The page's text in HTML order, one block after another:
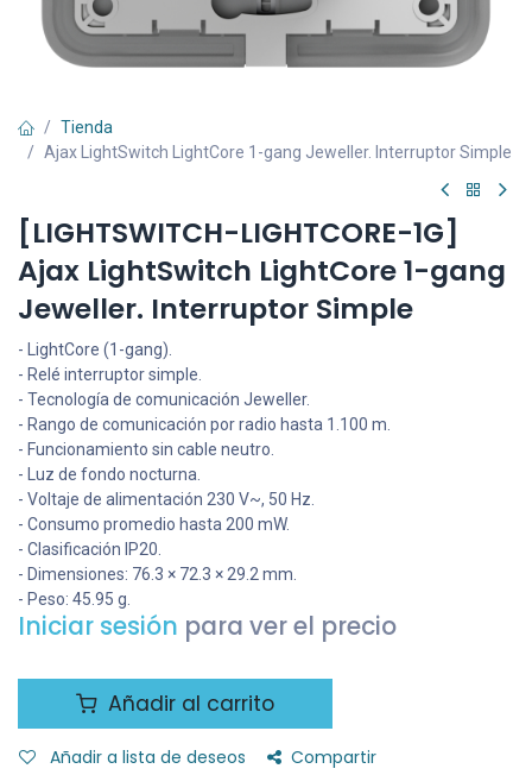
Tienda
Ajax LightSwitch LightCore 1-gang Jeweller. Interruptor Simple
[LIGHTSWITCH-LIGHTCORE-1G]
Ajax LightSwitch LightCore 1-gang
Jeweller. Interruptor Simple
- LightCore (1-gang).
- Relé interruptor simple.
- Tecnología de comunicación Jeweller.
- Rango de comunicación por radio hasta 1.100 m.
- Funcionamiento sin cable neutro.
- Luz de fondo nocturna.
- Voltaje de alimentación 230 V~, 50 Hz.
- Consumo promedio hasta 200 mW.
- Clasificación IP20.
- Dimensiones: 76.3 × 72.3 × 29.2 mm.
- Peso: 45.95 g.
Iniciar sesión para ver el precio
Añadir al carrito
Añadir a lista de deseos Compartir